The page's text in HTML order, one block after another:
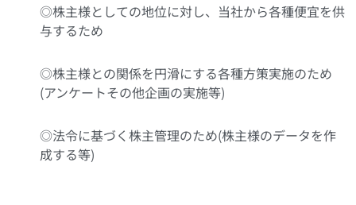
◎株主様としての地位に対し、当社から各種便宜を供
与するため
◎株主様との関係を円滑にする各種方策実施のため
(アンケートその他企画の実施等)
◎法令に基づく株主管理のため(株主様のデータを作
成する等)